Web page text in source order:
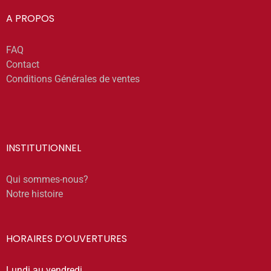
A PROPOS
FAQ
Contact
Conditions Générales de ventes
INSTITUTIONNEL
Qui sommes-nous?
Notre histoire
HORAIRES D’OUVERTURES